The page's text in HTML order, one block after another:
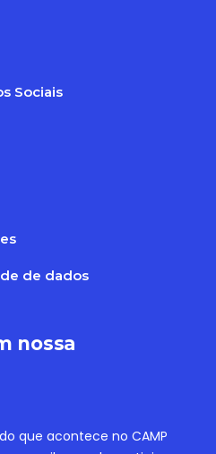
Sociais
de dados
nossa
que acontece no CAMP